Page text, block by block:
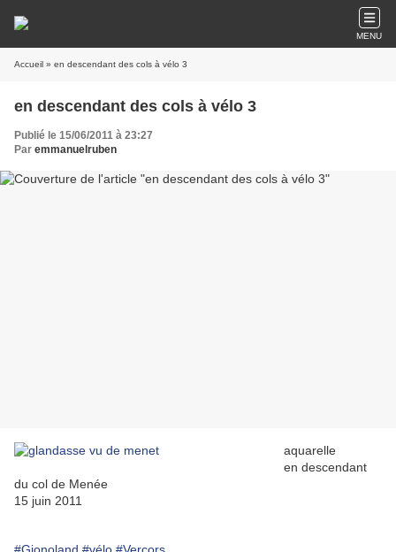
MENU
Accueil » en descendant des cols à vélo 3
en descendant des cols à vélo 3
Publié le 15/06/2011 à 23:27
Par emmanuelruben
aquarelle
en descendant
du col de Menée
15 juin 2011